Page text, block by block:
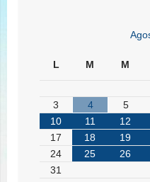
L M M
3
4 5
10
11 12
17
18 19
24
25 26
31